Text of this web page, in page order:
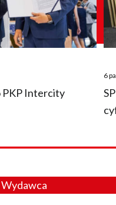
PKP Intercity
on
6
Wydawca